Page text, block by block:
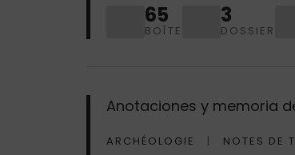
65
BOÎTE
3
DOSSIER
Anotaciones y memoria
ARCHÉOLOGIE NOTES DE